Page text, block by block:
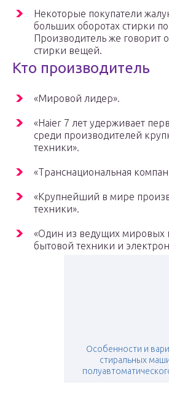
Некоторые покупатели
больших оборотах стирки
Производитель же говорит
стирки вещей.
Кто производитель
«Мировой лидер».
«Haier 7 лет удерживает
среди производителей
техники».
«Транснациональная
«Крупнейший в мире
техники».
«Один из ведущих мировых
бытовой техники и
Особенности и
стиральных